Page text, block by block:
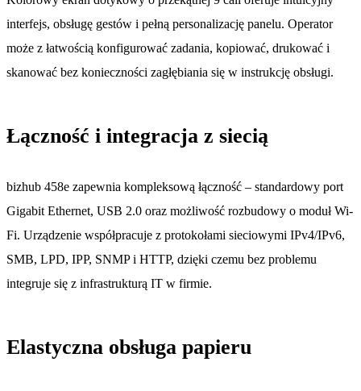
interfejs, obsługę gestów i pełną personalizację panelu. Operator
może z łatwością konfigurować zadania, kopiować, drukować i
skanować bez konieczności zagłębiania się w instrukcję obsługi.
Łączność i integracja z siecią
bizhub 458e zapewnia kompleksową łączność – standardowy port
Gigabit Ethernet, USB 2.0 oraz możliwość rozbudowy o moduł Wi-
Fi. Urządzenie współpracuje z protokołami sieciowymi IPv4/IPv6,
SMB, LPD, IPP, SNMP i HTTP, dzięki czemu bez problemu
integruje się z infrastrukturą IT w firmie.
Elastyczna obsługa papieru